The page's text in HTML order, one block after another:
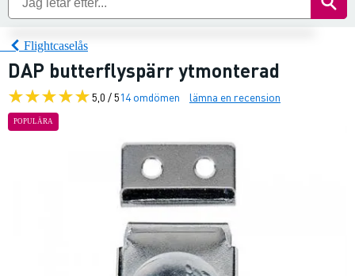
Flightcaselås
DAP butterflyspärr ytmonterad
5,0 / 514 omdömen lämna en recension
POPULÄRA